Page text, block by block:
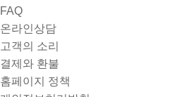
FAQ
온라인상담
고객의 소리
결제와 환불
홈페이지 정책